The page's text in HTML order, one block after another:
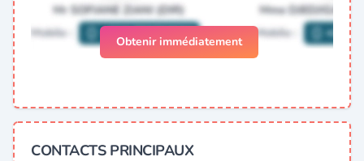
Obtenir immédiatement
CONTACTS PRINCIPAUX